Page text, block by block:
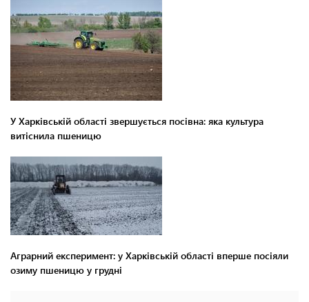
У Харківській області звершується посівна: яка культура
витіснила пшеницю
Аграрний експеримент: у Харківській області вперше посіяли
озиму пшеницю у грудні